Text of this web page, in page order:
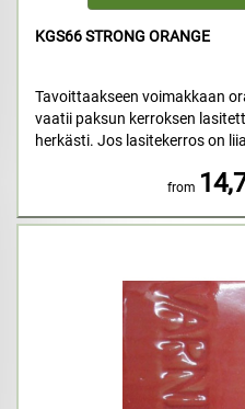
KGS66 STRONG ORANGE
Tavoittaakseen voimakkaan
vaatii paksun kerroksen
herkästi. Jos lasitekerros on
from